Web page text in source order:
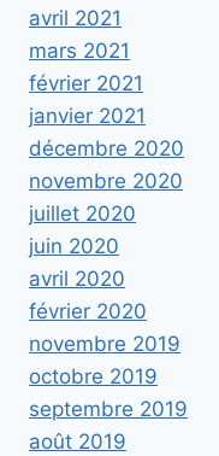
avril 2021
mars 2021
février 2021
janvier 2021
décembre 2020
novembre 2020
juillet 2020
juin 2020
avril 2020
février 2020
novembre 2019
octobre 2019
septembre 2019
août 2019